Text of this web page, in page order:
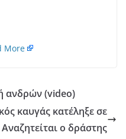
More
ανδρών (video)
καυγάς κατέληξε σε
ο δράστης